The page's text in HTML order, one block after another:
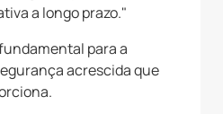
a longo prazo."
para a
acrescida que